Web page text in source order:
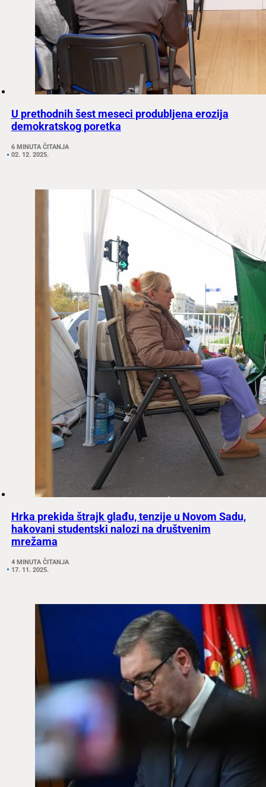
U prethodnih šest meseci produbljena erozija
demokratskog poretka
6 MINUTA ČITANJA
02. 12. 2025.
Hrka prekida štrajk glađu, tenzije u Novom Sadu,
hakovani studentski nalozi na društvenim
mrežama
4 MINUTA ČITANJA
17. 11. 2025.